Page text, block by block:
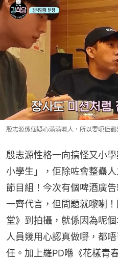
殷志源係個疑心滿滿嘅人，所以要呃佢都
殷志源性格一向搞怪又小
小學生」，佢除咗會整蠱
節目組！今次有個啤酒廣
一齊代言，但問題就嚟喇
堂》到拍攝，就係因為呢
人員幾用心認真做嘢，都
任。加上羅PD喺《花樣青